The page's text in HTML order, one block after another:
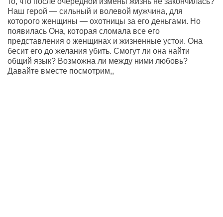
Наш герой — сильный и волевой мужчина, для
которого женщины — охотницы за его деньгами. Но
появилась Она, которая сломала все его
представления о женщинах и жизненные устои. Она
бесит его до желания убить. Смогут ли она найти
общий язык? Возможна ли между ними любовь?
Давайте вместе посмотрим,,